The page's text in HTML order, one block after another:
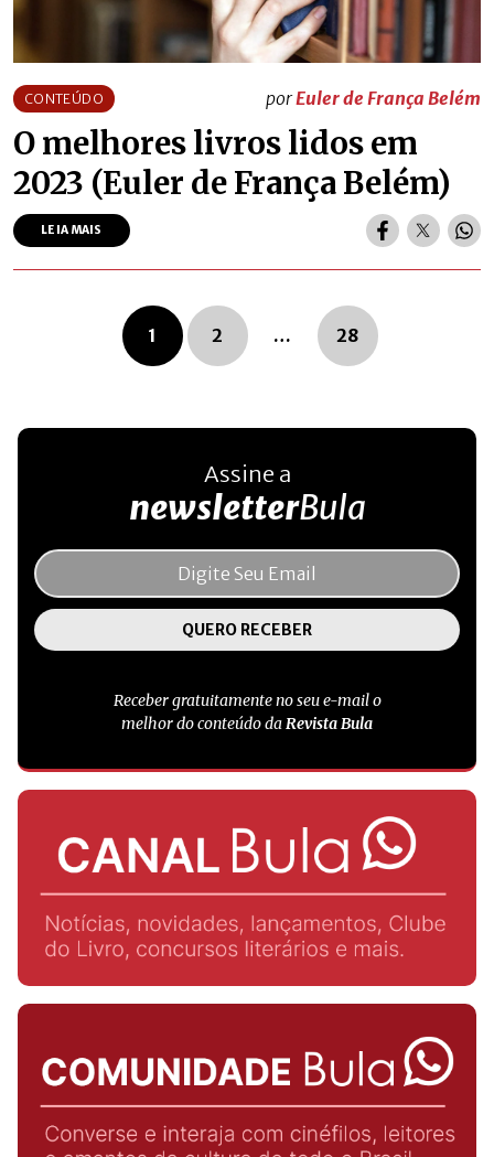
CONTEÚDO porEuler de França Belém
O melhores livros lidos em
2023 (Euler de França Belém)
LEIA MAIS
Navegação dos posts
1 2 … 28
Assine a
newsletterBula
Receber gratuitamente no seu e-mail o
melhor do conteúdo daRevista Bula